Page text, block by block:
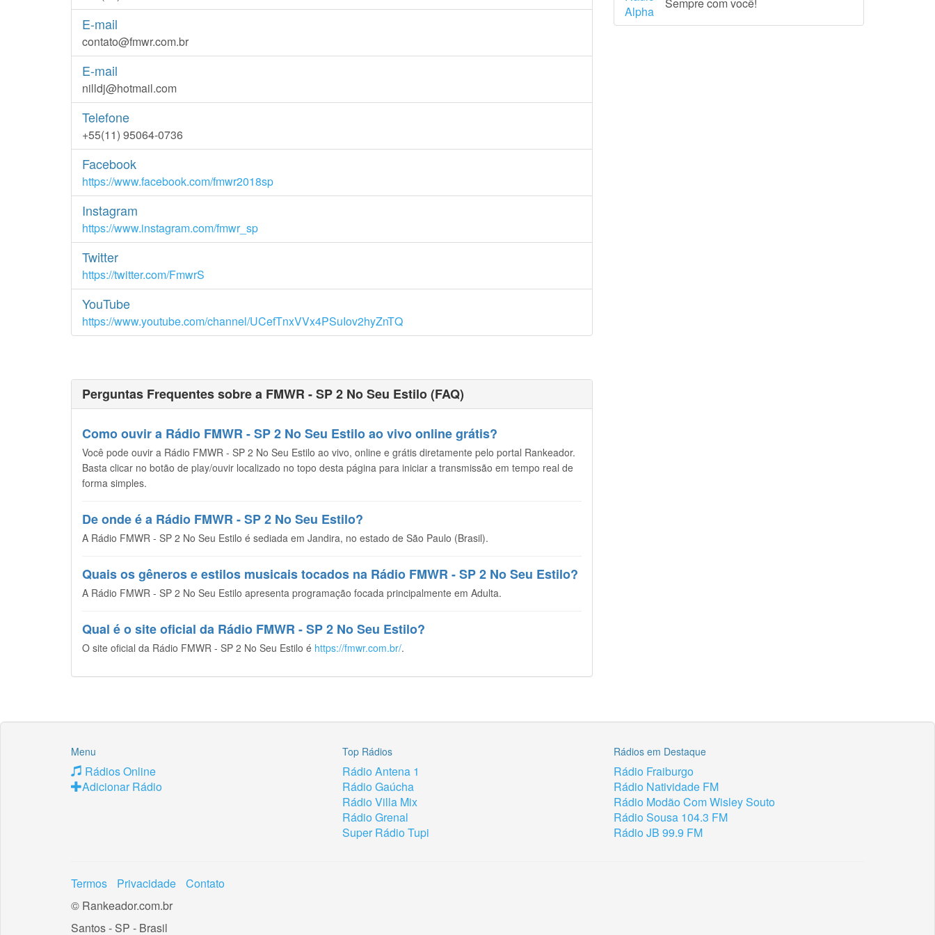
E-mail
contato@fmwr.com.br
E-mail
nilldj@hotmail.com
Telefone
+55(11) 95064-0736
Facebook
https://www.facebook.com/fmwr2018sp
Instagram
https://www.instagram.com/fmwr_sp
Twitter
https://twitter.com/FmwrS
YouTube
https://www.youtube.com/channel/UCefTnxVVx4PSuIov2hyZnTQ
Perguntas Frequentes sobre a FMWR - SP 2 No Seu Estilo (FAQ)
Como ouvir a Rádio FMWR - SP 2 No Seu Estilo ao vivo online grátis?
Você pode ouvir a Rádio FMWR - SP 2 No Seu Estilo ao vivo, online e grátis diretamente pelo portal Rankeador.
Basta clicar no botão de play/ouvir localizado no topo desta página para iniciar a transmissão em tempo real de
forma simples.
De onde é a Rádio FMWR - SP 2 No Seu Estilo?
A Rádio FMWR - SP 2 No Seu Estilo é sediada em Jandira, no estado de São Paulo (Brasil).
Quais os gêneros e estilos musicais tocados na Rádio FMWR - SP 2 No Seu Estilo?
A Rádio FMWR - SP 2 No Seu Estilo apresenta programação focada principalmente em Adulta.
Qual é o site oficial da Rádio FMWR - SP 2 No Seu Estilo?
O site oficial da Rádio FMWR - SP 2 No Seu Estilo é https://fmwr.com.br/.
Menu
Rádios Online
Adicionar Rádio
Top Rádios
Rádio Antena 1
Rádio Gaúcha
Rádio Villa Mix
Rádio Grenal
Super Rádio Tupi
Rádios em Destaque
Rádio Fraiburgo
Rádio Natividade FM
Rádio Modão Com Wisley Souto
Rádio Sousa 104.3 FM
Rádio JB 99.9 FM
Termos Privacidade
Contato
© Rankeador.com.br
Santos - SP - Brasil